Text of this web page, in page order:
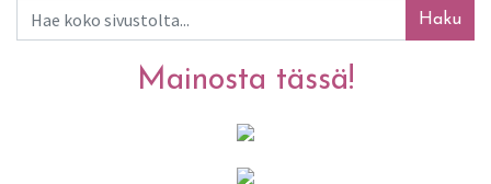
Haku
Mainosta tässä!